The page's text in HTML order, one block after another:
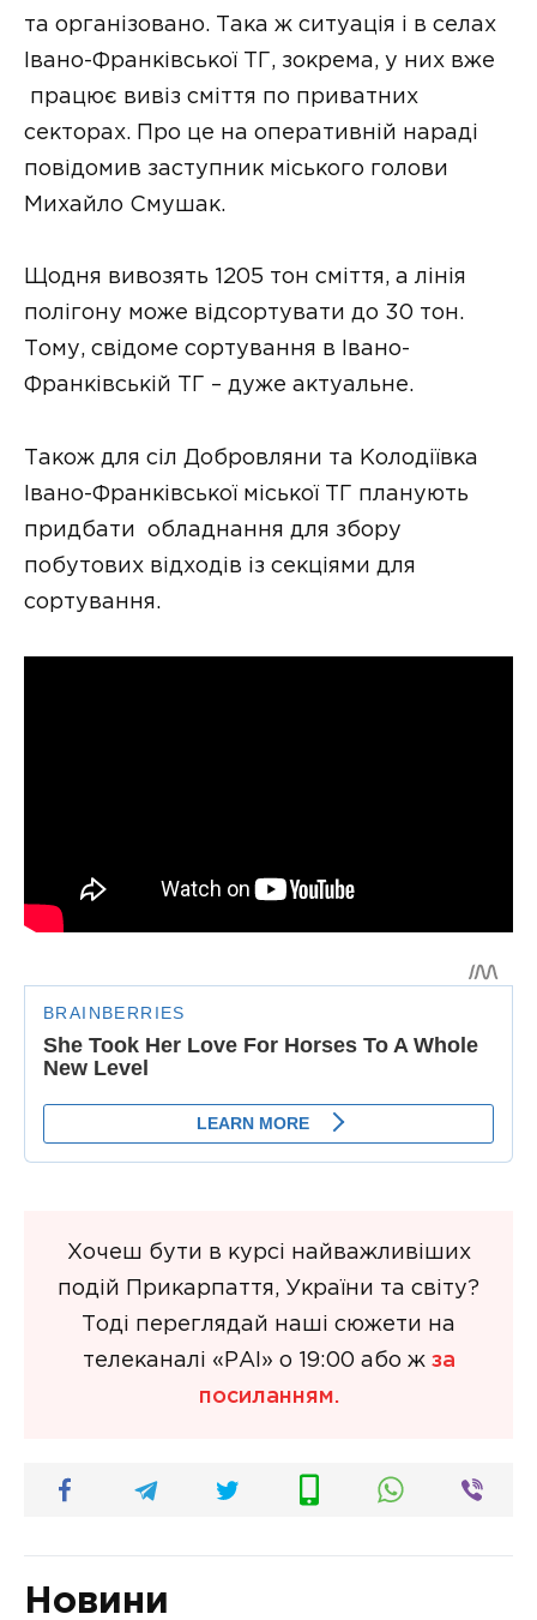
та організовано. Така ж ситуація і в селах
Івано-Франківської ТГ, зокрема, у них вже
працює вивіз сміття по приватних
секторах. Про це на оперативній нараді
повідомив заступник міського голови
Михайло Смушак.
Щодня вивозять 1205 тон сміття, а лінія
полігону може відсортувати до 30 тон.
Тому, свідоме сортування в Івано-
Франківській ТГ – дуже актуальне.
Також для сіл Добровляни та Колодіївка
Івано-Франківської міської ТГ планують
придбати обладнання для збору
побутових відходів із секціями для
сортування.
Хочеш бути в курсі найважливіших
подій Прикарпаття, України та світу?
Тоді переглядай наші сюжети на
телеканалі «РАІ» о 19:00 або ж за
посиланням.
Новини